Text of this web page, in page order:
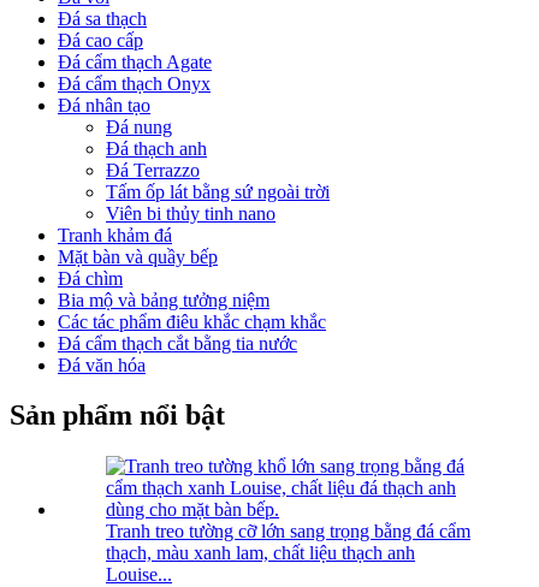
Đá sa thạch
Đá cao cấp
Đá cẩm thạch Agate
Đá cẩm thạch Onyx
Đá nhân tạo
Đá nung
Đá thạch anh
Đá Terrazzo
Tấm ốp lát bằng sứ ngoài trời
Viên bi thủy tinh nano
Tranh khảm đá
Mặt bàn và quầy bếp
Đá chìm
Bia mộ và bảng tưởng niệm
Các tác phẩm điêu khắc chạm khắc
Đá cẩm thạch cắt bằng tia nước
Đá văn hóa
Sản phẩm nổi bật
Tranh treo tường cỡ lớn sang trọng bằng đá cẩm
thạch, màu xanh lam, chất liệu thạch anh
Louise...